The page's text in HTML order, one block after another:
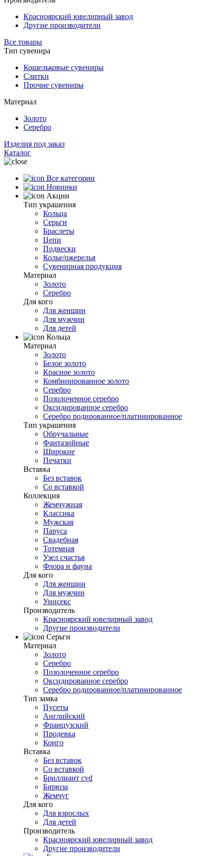
Красноярский ювелирный завод
Другие производители
Все товары
Тип сувенира
Кошельковые сувениры
Слитки
Прочие сувениры
Материал
Золото
Серебро
Изделия под заказ
Каталог
Все категории
Новинки
Акции
Тип украшения
Кольца
Серьги
Браслеты
Цепи
Подвески
Колье/ожерелья
Сувенирная продукция
Материал
Золото
Серебро
Для кого
Для женщин
Для мужчин
Для детей
Кольца
Материал
Золото
Белое золото
Красное золото
Комбинированное золото
Серебро
Позолоченное серебро
Оксидированное серебро
Серебро родированное/платинированное
Тип украшения
Обручальные
Фантазийные
Широкие
Печатки
Вставка
Без вставок
Со вставкой
Коллекция
Жемчужная
Классика
Мужская
Паруса
Свадебная
Тотемная
Узел счастья
Флора и фауна
Для кого
Для женщин
Для мужчин
Унисекс
Производитель
Красноярский ювелирный завод
Другие производители
Серьги
Материал
Золото
Серебро
Позолоченное серебро
Оксидированное серебро
Серебро родированное/платинированное
Тип замка
Пусеты
Английский
Французский
Продевка
Конго
Вставка
Без вставок
Со вставкой
Бриллиант cvd
Бирюза
Жемчуг
Для кого
Для взрослых
Для детей
Производитель
Красноярский ювелирный завод
Другие производители